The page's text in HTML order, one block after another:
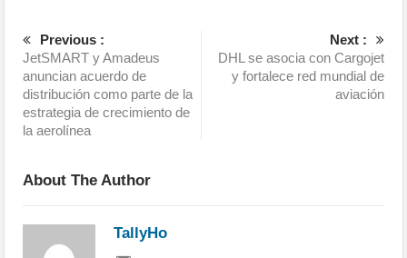
Previous :
JetSMART y Amadeus
anuncian acuerdo de
distribución como parte de la
estrategia de crecimiento de
la aerolínea
Next :
DHL se asocia con Cargojet
y fortalece red mundial de
aviación
About The Author
TallyHo